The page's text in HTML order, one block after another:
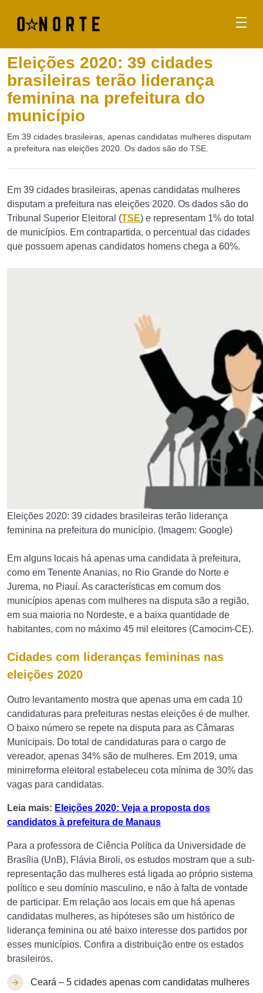
Eleições 2020: 39 cidades
brasileiras terão liderança
feminina na prefeitura do
município
Em 39 cidades brasileiras, apenas candidatas mulheres disputam
a prefeitura nas eleições 2020. Os dados são do TSE.
Em 39 cidades brasileiras, apenas candidatas mulheres
disputam a prefeitura nas eleições 2020. Os dados são do
Tribunal Superior Eleitoral (TSE) e representam 1% do total
de municípios. Em contrapartida, o percentual das cidades
que possuem apenas candidatos homens chega a 60%.
Eleições 2020: 39 cidades brasileiras terão liderança
feminina na prefeitura do município. (Imagem: Google)
Em alguns locais há apenas uma candidata à prefeitura,
como em Tenente Ananias, no Rio Grande do Norte e
Jurema, no Piauí. As características em comum dos
municípios apenas com mulheres na disputa são a região,
em sua maioria no Nordeste, e a baixa quantidade de
habitantes, com no máximo 45 mil eleitores (Camocim-CE).
Cidades com lideranças femininas nas
eleições 2020
Outro levantamento mostra que apenas uma em cada 10
candidaturas para prefeituras nestas eleições é de mulher.
O baixo número se repete na disputa para as Câmaras
Municipais. Do total de candidaturas para o cargo de
vereador, apenas 34% são de mulheres. Em 2019, uma
minirreforma eleitoral estabeleceu cota mínima de 30% das
vagas para candidatas.
Leia mais: Eleições 2020: Veja a proposta dos
candidatos à prefeitura de Manaus
Para a professora de Ciência Política da Universidade de
Brasília (UnB), Flávia Biroli, os estudos mostram que a sub-
representação das mulheres está ligada ao próprio sistema
político e seu domínio masculino, e não à falta de vontade
de participar. Em relação aos locais em que há apenas
candidatas mulheres, as hipóteses são um histórico de
liderança feminina ou até baixo interesse dos partidos por
esses municípios. Confira a distribuição entre os estados
brasileiros.
Ceará – 5 cidades apenas com candidatas mulheres